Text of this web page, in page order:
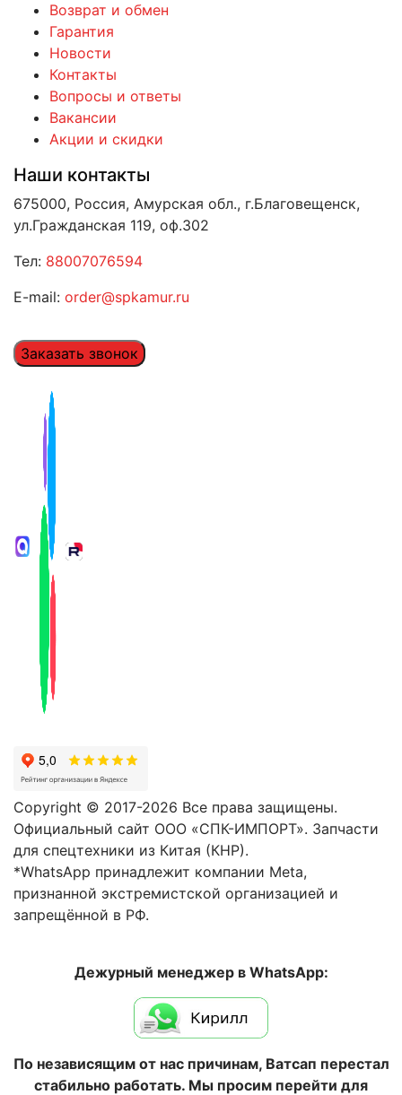
Возврат и обмен
Гарантия
Новости
Контакты
Вопросы и ответы
Вакансии
Акции и скидки
Наши контакты
675000, Россия, Амурская обл., г.Благовещенск,
ул.Гражданская 119, оф.302
Тел: 88007076594
E-mail: order@spkamur.ru
Заказать звонок
Copyright © 2017-2026 Все права защищены.
Официальный сайт ООО «СПК-ИМПОРТ». Запчасти
для спецтехники из Китая (КНР).
*WhatsApp принадлежит компании Meta,
признанной экстремистской организацией и
запрещённой в РФ.
Дежурный менеджер в WhatsApp:
По независящим от нас причинам, Ватсап перестал
стабильно работать. Мы просим перейти для